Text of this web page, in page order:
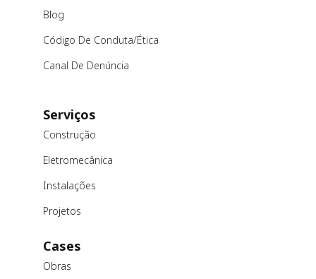
Blog
Código De Conduta/ética
Canal De Denúncia
Serviços
Construção
Eletromecânica
Instalações
Projetos
Cases
Obras